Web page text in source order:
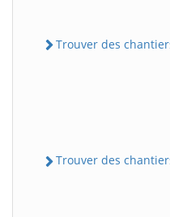
Trouver des
Trouver des